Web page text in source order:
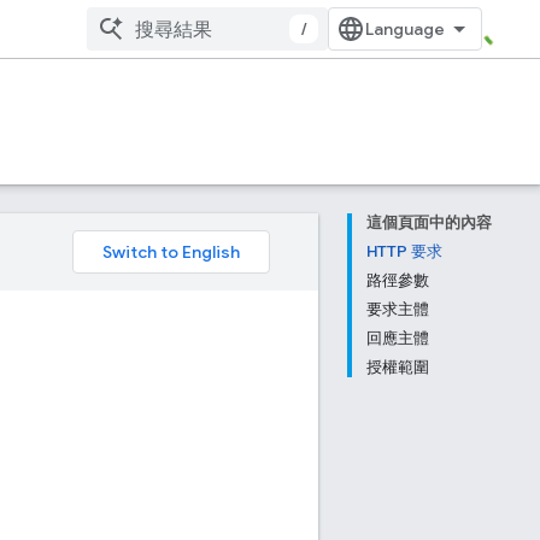
/
這個頁面中的內容
HTTP 要求
路徑參數
要求主體
回應主體
授權範圍